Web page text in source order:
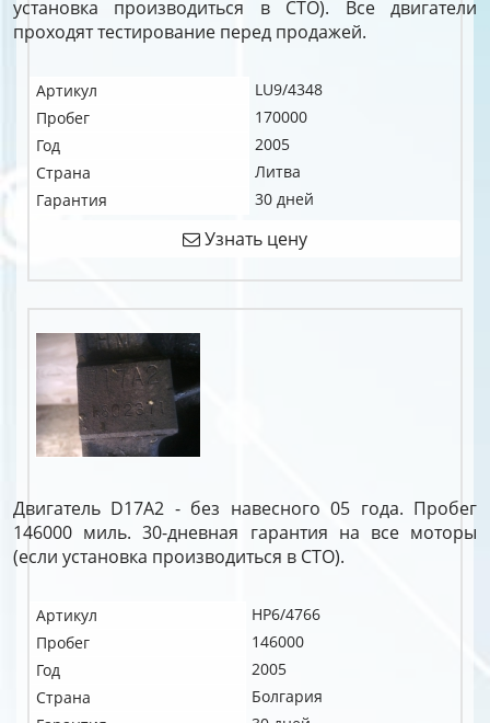
установка производиться в СТО). Все двигатели
проходят тестирование перед продажей.
Артикул
LU9/4348
Пробег
170000
Год
2005
Страна
Литва
Гарантия
30 дней
Узнать цену
Двигатель D17A2 - без навесного 05 года. Пробег
146000 миль. 30-дневная гарантия на все моторы
(если установка производиться в СТО).
Артикул
HP6/4766
Пробег
146000
Год
2005
Страна
Болгария